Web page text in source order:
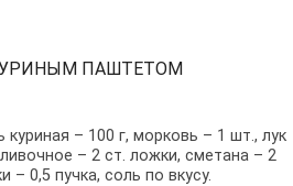
ПАШТЕТОМ
куриная – 100 г, морковь – 1 шт., лук
– 2 ст. ложки, сметана – 2
– 0,5 пучка, соль по вкусу.